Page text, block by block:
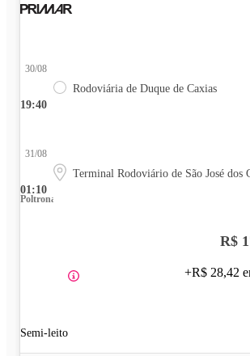
19:40
30/08
Rodoviária de Duque de Caxias
01:10
31/08
Terminal Rodoviário de São José dos
Poltrona
Semi-leito
R$
+R$ 28,42